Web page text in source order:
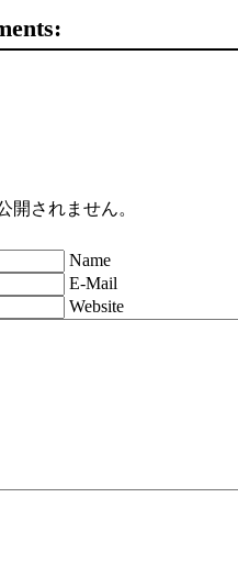
開されません。
Name
E-Mail
Website